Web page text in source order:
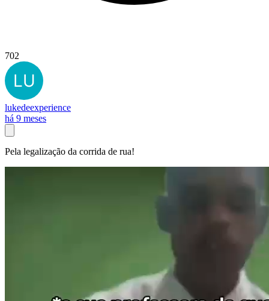
702
lukedeexperience
há 9 meses
Pela legalização da corrida de rua!